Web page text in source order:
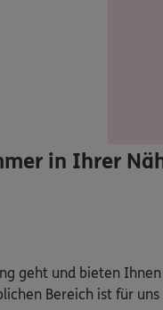
in Ihrer
geht und bieten
Bereich ist für